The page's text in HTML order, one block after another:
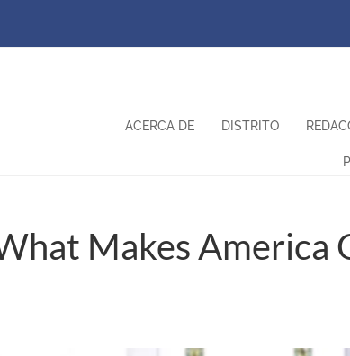
ACERCA DE DISTRITO
Makes America